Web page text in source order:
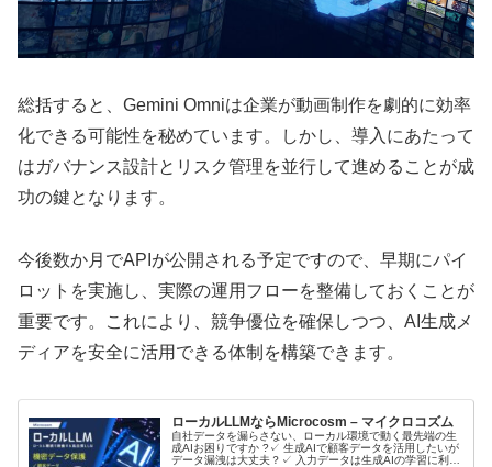
総括すると、Gemini Omniは企業が動画制作を劇的に効率
化できる可能性を秘めています。しかし、導入にあたって
はガバナンス設計とリスク管理を並行して進めることが成
功の鍵となります。
今後数か月でAPIが公開される予定ですので、早期にパイ
ロットを実施し、実際の運用フローを整備しておくことが
重要です。これにより、競争優位を確保しつつ、AI生成メ
ディアを安全に活用できる体制を構築できます。
ローカルLLMならMicrocosm – マイクロコズム
自社データを漏らさない、ローカル環境で動く最先端の生
成AIお困りですか ?✓ 生成AIで顧客データを活用したいが
データ漏洩は大丈夫？✓ 入力データは生成AIの学習に利用